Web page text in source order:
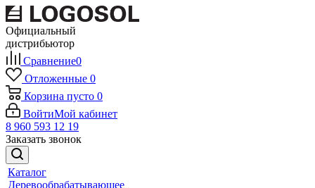
Официальный
дистрибьютор
Сравнение0
Отложенные 0
Корзина пусто 0
ВойтиМой кабинет
8 960 593 12 19
Заказать звонок
Каталог
Деревообрабатывающее